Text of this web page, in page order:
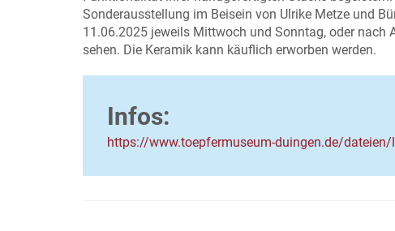
Sonderausstellung im Beisein von Ulrike Metze und
11.06.2025 jeweils Mittwoch und Sonntag, oder nach
sehen. Die Keramik kann käuflich erworben werden.
Infos:
https://www.toepfermuseum-duingen.de/